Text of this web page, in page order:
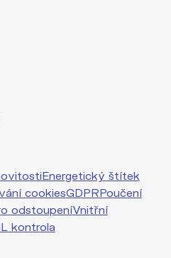
Energetický štítek
cookiesGDPRPoučení
odstoupeníVnitřní
kontrola